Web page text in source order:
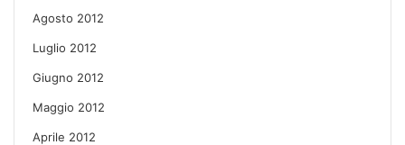
Agosto 2012
Luglio 2012
Giugno 2012
Maggio 2012
Aprile 2012